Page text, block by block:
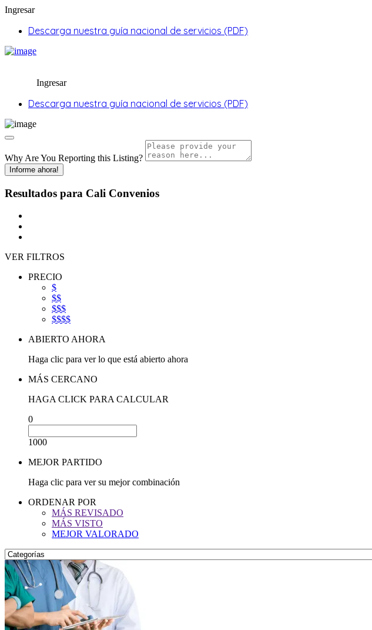
Ingresar
Descarga nuestra guía nacional de servicios (PDF)
Ingresar
Descarga nuestra guía nacional de servicios (PDF)
Why Are You Reporting this Listing?
Informe ahora!
Resultados para Cali Convenios
VER FILTROS
PRECIO
$
$$
$$$
$$$$
ABIERTO AHORA
Haga clic para ver lo que está abierto ahora
MÁS CERCANO
HAGA CLICK PARA CALCULAR
0
1000
MEJOR PARTIDO
Haga clic para ver su mejor combinación
ORDENAR POR
MÁS REVISADO
MÁS VISTO
MEJOR VALORADO